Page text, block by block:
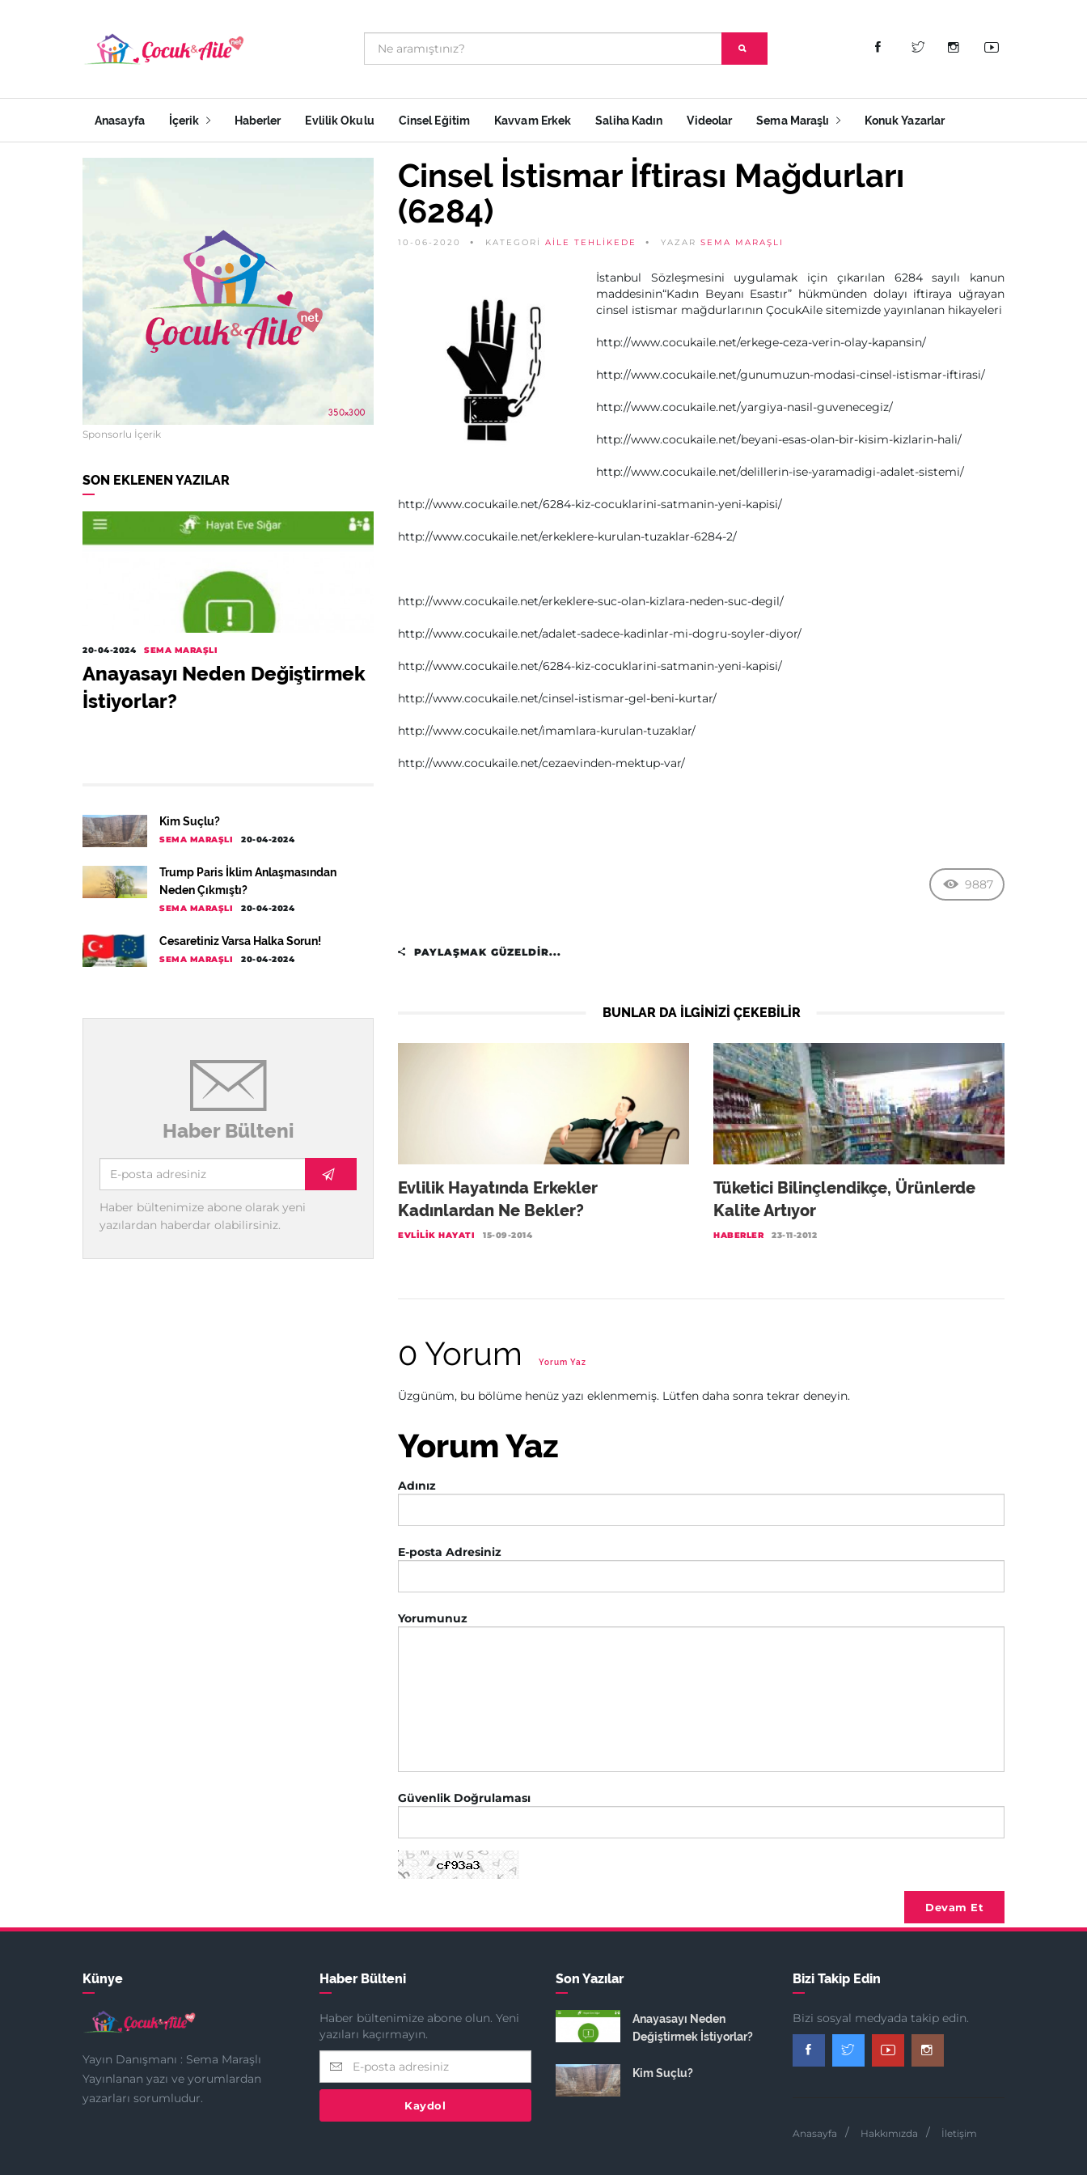
Anasayfa İçerik Haberler Evlilik Okulu Cinsel Eğitim Kavvam Erkek Saliha Kadın Videolar Sema Maraşlı Konuk Yazarlar
Sponsorlu İçerik
SON EKLENEN YAZILAR
20-04-2024 SEMA MARAŞLI
Anayasayı Neden Değiştirmek
İstiyorlar?
Kim Suçlu?
SEMA MARAŞLI 20-04-2024
Trump Paris İklim Anlaşmasından
Neden Çıkmıştı?
SEMA MARAŞLI 20-04-2024
Cesaretiniz Varsa Halka Sorun!
SEMA MARAŞLI 20-04-2024
Haber Bülteni
Haber bültenimize abone olarak yeni
yazılardan haberdar olabilirsiniz.
Cinsel İstismar İftirası Mağdurları
(6284)
10-06-2020 KATEGORİ AILE TEHLIKEDE YAZAR SEMA MARAŞLI
İstanbul Sözleşmesini uygulamak için çıkarılan 6284 sayılı kanun
maddesinin“Kadın Beyanı Esastır” hükmünden dolayı iftiraya uğrayan
cinsel istismar mağdurlarının ÇocukAile sitemizde yayınlanan hikayeleri
http://www.cocukaile.net/erkege-ceza-verin-olay-kapansin/
http://www.cocukaile.net/gunumuzun-modasi-cinsel-istismar-iftirasi/
http://www.cocukaile.net/yargiya-nasil-guvenecegiz/
http://www.cocukaile.net/beyani-esas-olan-bir-kisim-kizlarin-hali/
http://www.cocukaile.net/delillerin-ise-yaramadigi-adalet-sistemi/
http://www.cocukaile.net/6284-kiz-cocuklarini-satmanin-yeni-kapisi/
http://www.cocukaile.net/erkeklere-kurulan-tuzaklar-6284-2/
http://www.cocukaile.net/erkeklere-suc-olan-kizlara-neden-suc-degil/
http://www.cocukaile.net/adalet-sadece-kadinlar-mi-dogru-soyler-diyor/
http://www.cocukaile.net/6284-kiz-cocuklarini-satmanin-yeni-kapisi/
http://www.cocukaile.net/cinsel-istismar-gel-beni-kurtar/
http://www.cocukaile.net/imamlara-kurulan-tuzaklar/
http://www.cocukaile.net/cezaevinden-mektup-var/
9887
PAYLAŞMAK GÜZELDIR...
BUNLAR DA ILGINIZI ÇEKEBILIR
Evlilik Hayatında Erkekler
Kadınlardan Ne Bekler?
EVLILIK HAYATI 15-09-2014
Tüketici Bilinçlendikçe, Ürünlerde
Kalite Artıyor
HABERLER 23-11-2012
0 Yorum Yorum Yaz
Üzgünüm, bu bölüme henüz yazı eklenmemiş. Lütfen daha sonra tekrar deneyin.
Yorum Yaz
Adınız
E-posta Adresiniz
Yorumunuz
Güvenlik Doğrulaması
Devam Et
Künye
Yayın Danışmanı : Sema Maraşlı
Yayınlanan yazı ve yorumlardan
yazarları sorumludur.
Haber Bülteni
Haber bültenimize abone olun. Yeni
yazıları kaçırmayın.
Kaydol
Son Yazılar
Anayasayı Neden
Değiştirmek İstiyorlar?
Kim Suçlu?
Bizi Takip Edin
Bizi sosyal medyada takip edin.
Anasayfa Hakkımızda İletişim